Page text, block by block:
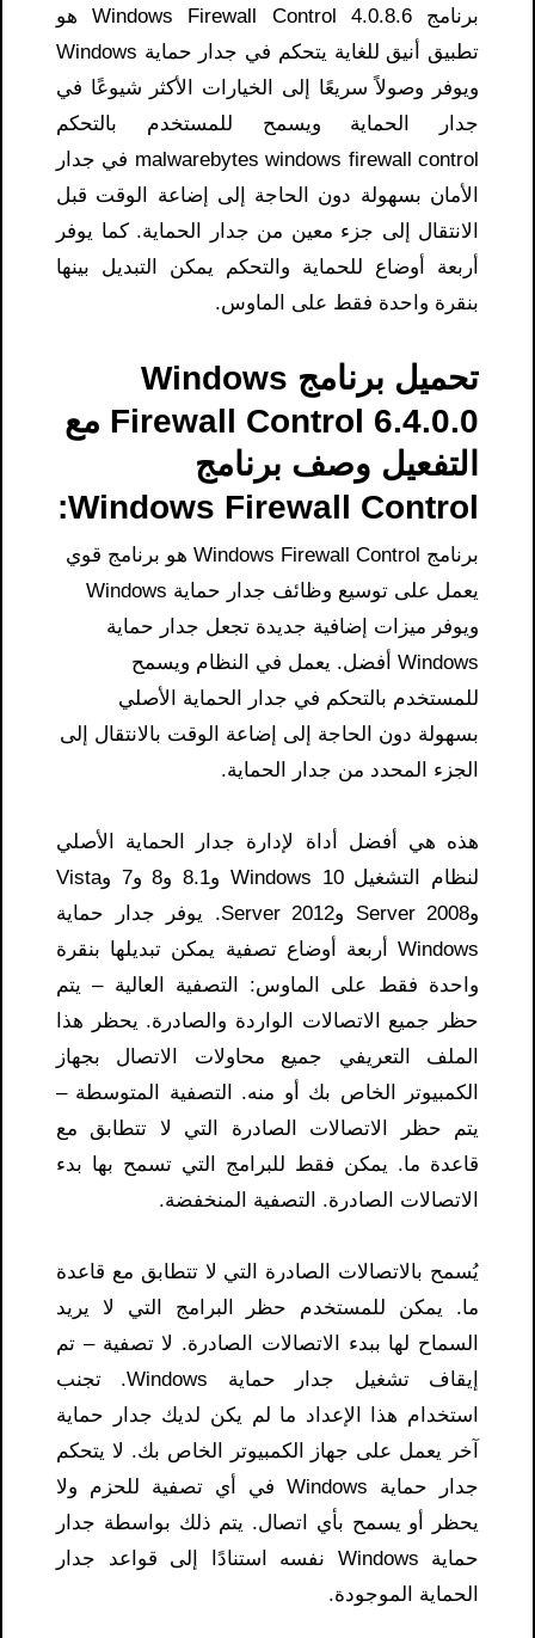
برنامج Windows Firewall Control 4.0.8.6 هو
تطبيق أنيق للغاية يتحكم في جدار حماية Windows
ويوفر وصولاً سريعًا إلى الخيارات الأكثر شيوعًا في
جدار الحماية ويسمح للمستخدم بالتحكم
malwarebytes windows firewall control​ في جدار
الأمان بسهولة دون الحاجة إلى إضاعة الوقت قبل
الانتقال إلى جزء معين من جدار الحماية. كما يوفر
أربعة أوضاع للحماية والتحكم يمكن التبديل بينها
بنقرة واحدة فقط على الماوس.
تحميل برنامج Windows
Firewall Control 6.4.0.0 مع
التفعيل وصف برنامج
Windows Firewall Control:
برنامج Windows Firewall Control هو برنامج قوي
يعمل على توسيع وظائف جدار حماية Windows
ويوفر ميزات إضافية جديدة تجعل جدار حماية
Windows أفضل. يعمل في النظام ويسمح
للمستخدم بالتحكم في جدار الحماية الأصلي
بسهولة دون الحاجة إلى إضاعة الوقت بالانتقال إلى
الجزء المحدد من جدار الحماية.
هذه هي أفضل أداة لإدارة جدار الحماية الأصلي
لنظام التشغيل Windows 10 و8.1 و8 و7 وVista
وServer 2008 وServer 2012. يوفر جدار حماية
Windows أربعة أوضاع تصفية يمكن تبديلها بنقرة
واحدة فقط على الماوس: التصفية العالية – يتم
حظر جميع الاتصالات الواردة والصادرة. يحظر هذا
الملف التعريفي جميع محاولات الاتصال بجهاز
الكمبيوتر الخاص بك أو منه. التصفية المتوسطة –
يتم حظر الاتصالات الصادرة التي لا تتطابق مع
قاعدة ما. يمكن فقط للبرامج التي تسمح بها بدء
الاتصالات الصادرة. التصفية المنخفضة.
يُسمح بالاتصالات الصادرة التي لا تتطابق مع قاعدة
ما. يمكن للمستخدم حظر البرامج التي لا يريد
السماح لها ببدء الاتصالات الصادرة. لا تصفية – تم
إيقاف تشغيل جدار حماية Windows. تجنب
استخدام هذا الإعداد ما لم يكن لديك جدار حماية
آخر يعمل على جهاز الكمبيوتر الخاص بك. لا يتحكم
جدار حماية Windows في أي تصفية للحزم ولا
يحظر أو يسمح بأي اتصال. يتم ذلك بواسطة جدار
حماية Windows نفسه استنادًا إلى قواعد جدار
الحماية الموجودة.